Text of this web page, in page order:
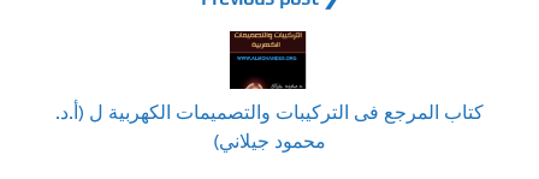
كتاب المرجع فى التركيبات والتصميمات الكهربية ل (أ.د.
محمود جيلاني)